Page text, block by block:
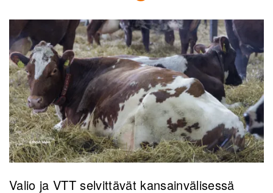
Valio ja VTT selvittävät kansainvälisessä